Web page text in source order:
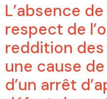
L’absence
respect de
reddition
une cause
d’un arrêt